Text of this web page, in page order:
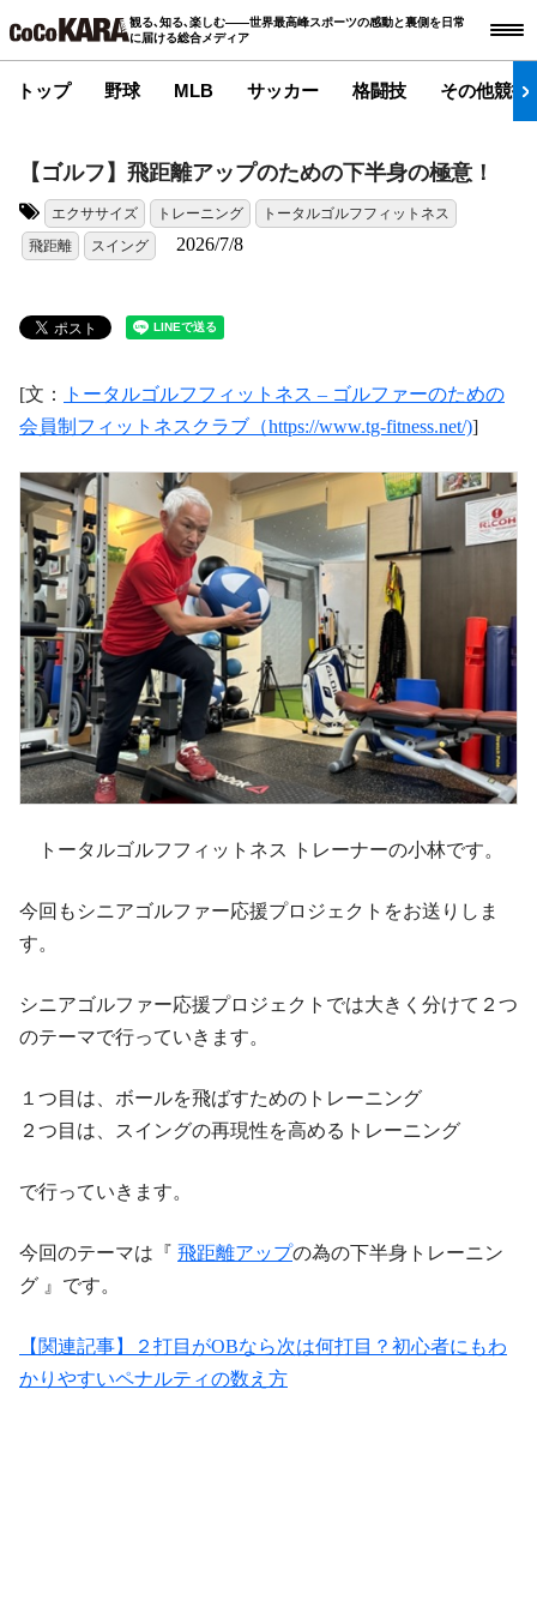
観る､知る､楽しむ――世界最高峰スポーツの感動と裏側を日常
に届ける総合メディア
トップ 野球 MLB サッカー 格闘技 その他競技
【ゴルフ】飛距離アップのための下半身の極意！
エクササイズ トレーニング
トータルゴルフフィットネス
飛距離
スイング 2026/7/8
[文：
トータルゴルフフィットネス – ゴルファーのための
会員制フィットネスクラブ（https://www.tg-fitness.net/)]
トータルゴルフフィットネス トレーナーの小林です。
今回もシニアゴルファー応援プロジェクトをお送りしま
す。
シニアゴルファー応援プロジェクトでは大きく分けて２つ
のテーマで行っていきます。
１つ目は、ボールを飛ばすためのトレーニング
２つ目は、スイングの再現性を高めるトレーニング
で行っていきます。
今回のテーマは『 飛距離アップの為の下半身トレーニン
グ 』です。
【関連記事】２打目がOBなら次は何打目？初心者にもわ
かりやすいペナルティの数え方